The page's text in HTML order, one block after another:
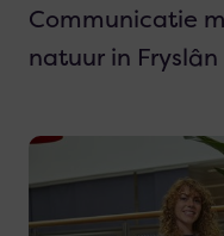
Communicatie
natuur in Fryslân
meer